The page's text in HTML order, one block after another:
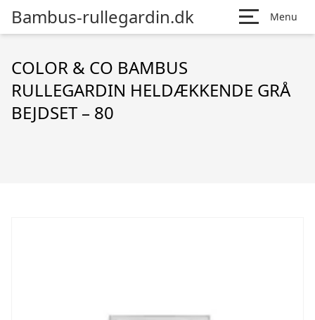
Bambus-rullegardin.dk Menu
COLOR & CO BAMBUS
RULLEGARDIN HELDÆKKENDE GRÅ
BEJDSET – 80